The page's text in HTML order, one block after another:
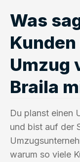
Was
Umzug
Braila
Du planst einen
und bist auf der
warum so viele